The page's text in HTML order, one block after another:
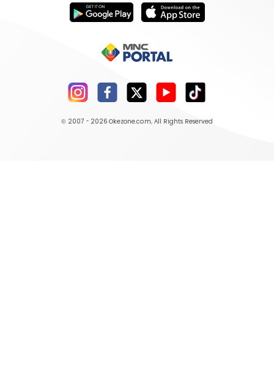
© 2007 - 2026 Okezone.com, All Rights Reserved